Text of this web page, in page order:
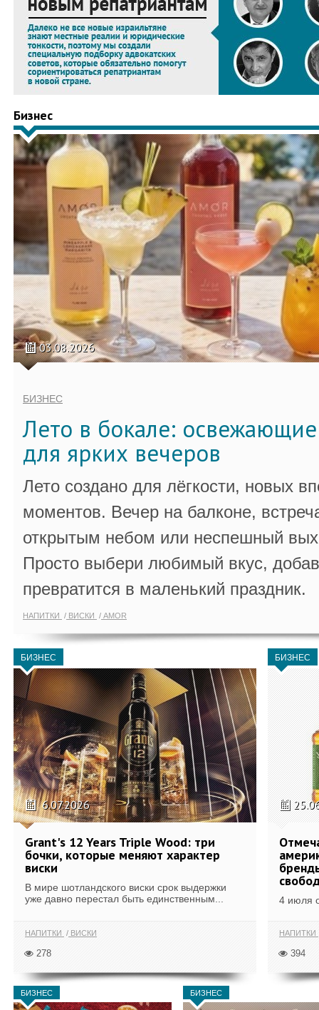
Бизнес
03.08.2026
БИЗНЕС
Лето в бокале:
для ярких вечеров
Лето создано для лёгкости, новых
моментов. Вечер на балконе,
открытым небом или неспешный
Просто выбери любимый вкус,
превратится в маленький праздник.
НАПИТКИ ВИСКИ AMOR
БИЗНЕС
6.07.2026
Grant's 12 Years Triple Wood: три
бочки, которые меняют характер
виски
В мире шотландского виски срок выдержки
уже давно перестал быть единственным...
НАПИТКИ ВИСКИ
278
БИЗНЕС
4 июля
НАПИТКИ
394
БИЗНЕС БИЗНЕС